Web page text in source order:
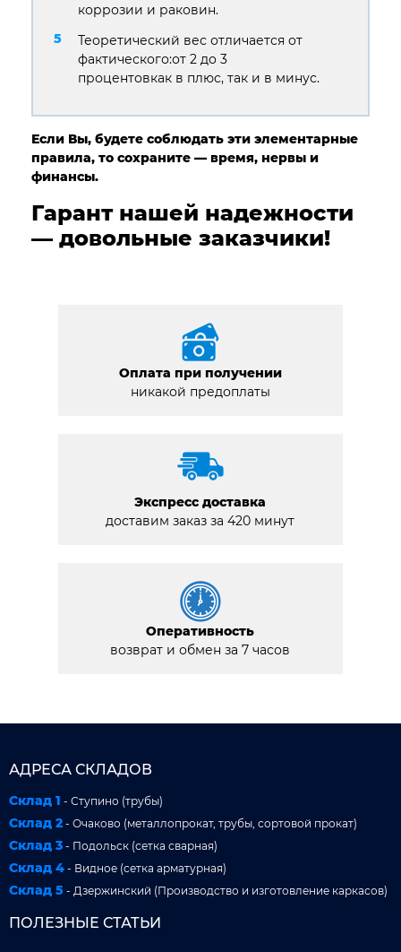
коррозии и раковин.
Теоретический вес отличается от
фактического:от 2 до 3
процентовкак в плюс, так и в минус.
Если Вы, будете соблюдать эти элементарные
правила, то сохраните — время, нервы и
финансы.
Гарант нашей надежности
— довольные заказчики!
Оплата при получении
никакой предоплаты
Экспресс доставка
доставим заказ за 420 минут
Оперативность
возврат и обмен за 7 часов
АДРЕСА СКЛАДОВ
Склад 1 - Ступино (трубы)
Склад 2 - Очаково (металлопрокат, трубы, сортовой прокат)
Склад 3 - Подольск (сетка сварная)
Склад 4 - Видное (сетка арматурная)
Склад 5 - Дзержинский (Производство и изготовление каркасов)
ПОЛЕЗНЫЕ СТАТЬИ